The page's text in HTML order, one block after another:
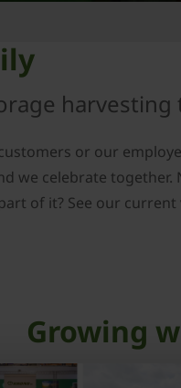
harvesting
or our
we celebrate together.
of it? See our current
Growing